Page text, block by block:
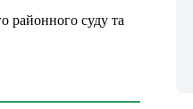
районного суду та